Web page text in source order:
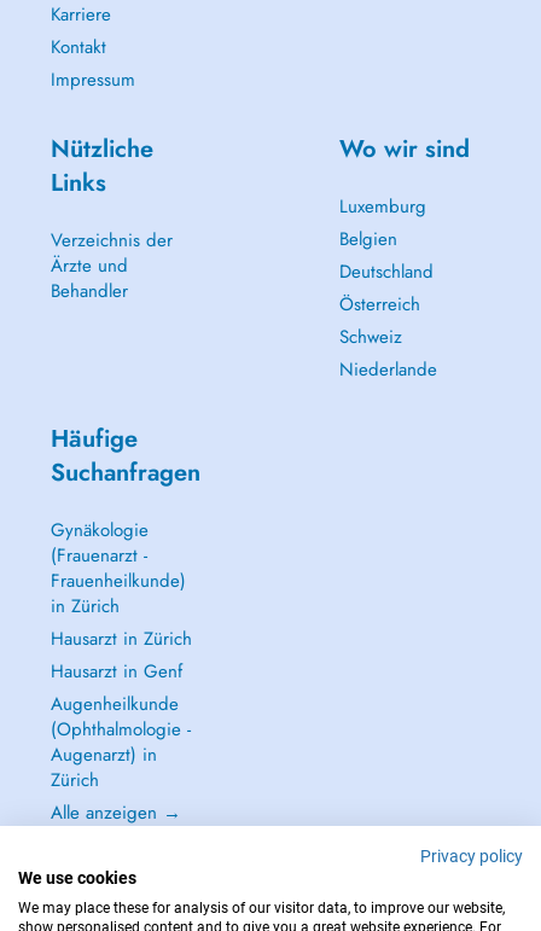
Karriere
Kontakt
Impressum
Nützliche
Links
Verzeichnis der
Ärzte und
Behandler
Wo wir sind
Luxemburg
Belgien
Deutschland
Österreich
Schweiz
Niederlande
Häufige
Suchanfragen
Gynäkologie
(Frauenarzt -
Frauenheilkunde)
in Zürich
Hausarzt in Zürich
Hausarzt in Genf
Augenheilkunde
(Ophthalmologie -
Augenarzt) in
Zürich
Alle anzeigen →
Privacy policy
We use cookies
We may place these for analysis of our visitor data, to improve our website,
show personalised content and to give you a great website experience. For